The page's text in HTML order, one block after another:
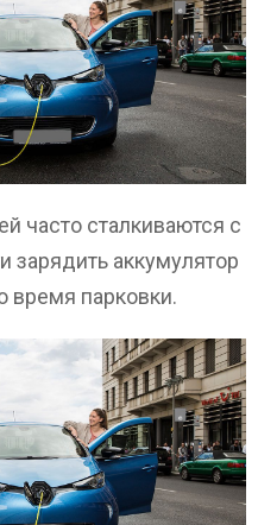
часто сталкиваются с
аккумулятор
время парковки.